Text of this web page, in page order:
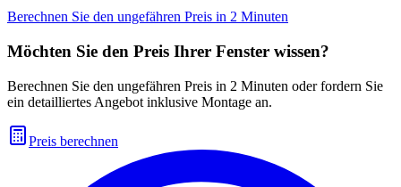
Berechnen Sie den ungefähren Preis in 2 Minuten
Möchten Sie den Preis Ihrer Fenster wissen?
Berechnen Sie den ungefähren Preis in 2 Minuten oder fordern Sie
ein detailliertes Angebot inklusive Montage an.
Preis berechnen